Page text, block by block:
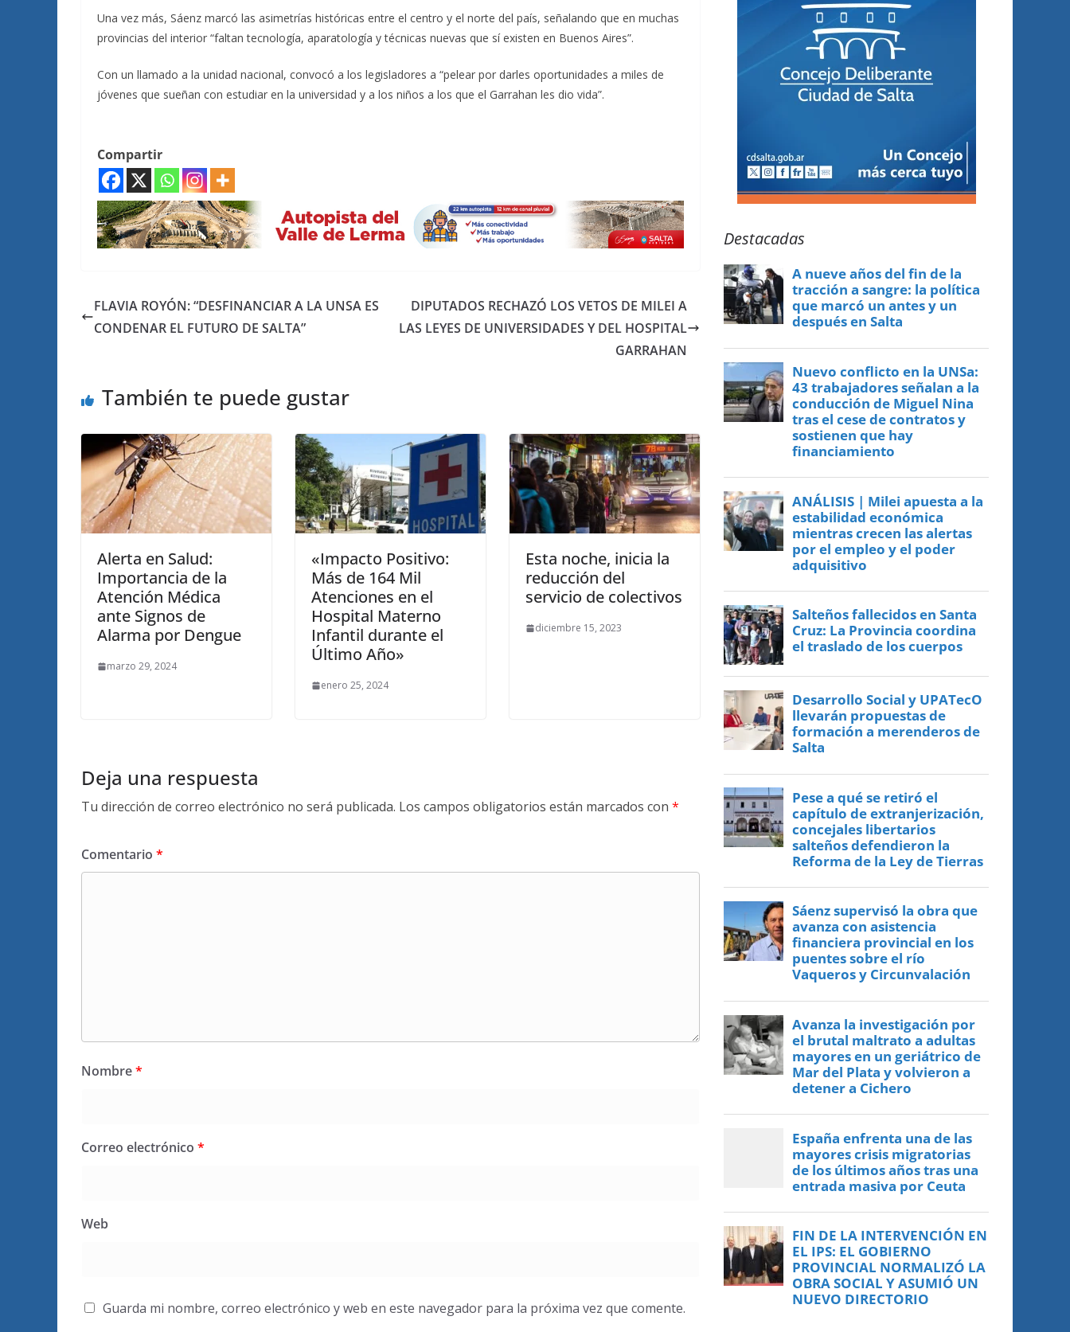
Una vez más, Sáenz marcó las asimetrías históricas entre el centro y el norte del país, señalando que en muchas
provincias del interior “faltan tecnología, aparatología y técnicas nuevas que sí existen en Buenos Aires”.
Con un llamado a la unidad nacional, convocó a los legisladores a “pelear por darles oportunidades a miles de
jóvenes que sueñan con estudiar en la universidad y a los niños a los que el Garrahan les dio vida”.
Compartir
FLAVIA ROYÓN: “DESFINANCIAR A LA UNSA ES
CONDENAR EL FUTURO DE SALTA”
DIPUTADOS RECHAZÓ LOS VETOS DE MILEI A
LAS LEYES DE UNIVERSIDADES Y DEL HOSPITAL
GARRAHAN
También te puede gustar
Alerta en Salud:
Importancia de la
Atención Médica
ante Signos de
Alarma por Dengue
marzo 29, 2024
«Impacto Positivo:
Más de 164 Mil
Atenciones en el
Hospital Materno
Infantil durante el
Último Año»
enero 25, 2024
Esta noche, inicia la
reducción del
servicio de colectivos
diciembre 15, 2023
Deja una respuesta
Tu dirección de correo electrónico no será publicada. Los campos obligatorios están marcados con *
Comentario *
Nombre*
Correo electrónico *
Web
Guarda mi nombre, correo electrónico y web en este navegador para la próxima vez que comente.
Destacadas